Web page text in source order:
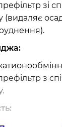
зі
(видаляє
з